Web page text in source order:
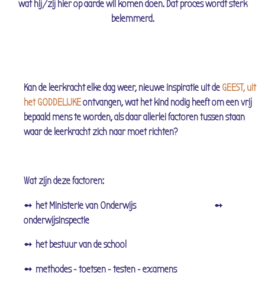
wat hij/zij hier op aarde wil komen doen. Dat proces wordt sterk
belemmerd.
Kan de leerkracht elke dag weer, nieuwe inspiratie uit de GEEST, uit
het GODDELIJKEontvangen,wat het kind nodig heeft om een vrij
bepaald mens te worden, als daar allerlei factoren tussen staan
waar de leerkracht zich naar moet richten?
Wat zijn deze factoren:
➻ het Ministerie van Onderwijs ➻
onderwijsinspectie
➻ het bestuur van de school
➻ methodes - toetsen - testen - examens